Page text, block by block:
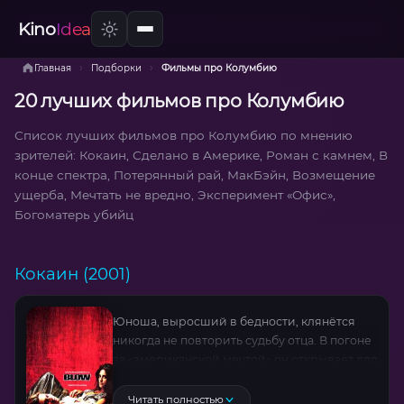
KinoIdea
Главная › Подборки › Фильмы про Колумбию
20 лучших фильмов про Колумбию
Список лучших фильмов про Колумбию по мнению
зрителей: Кокаин, Сделано в Америке, Роман с камнем, В
конце спектра, Потерянный рай, МакБэйн, Возмещение
ущерба, Мечтать не вредно, Эксперимент «Офис»,
Богоматерь убийц
Кокаин (2001)
Юноша, выросший в бедности, клянётся
никогда не повторить судьбу отца. В погоне
наркотиков. Начиная с мелких поставок
Читать полностью